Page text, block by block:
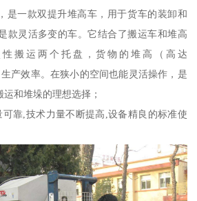
是一款双提升堆高车，用于货车的装卸和
款灵活多变的车。它结合了搬运车和堆高
搬运两个托盘，货物的堆高（高达
产效率。在狭小的空间也能灵活操作，是
和堆垛的理想选择；
靠,技术力量不断提高,设备精良的标准使